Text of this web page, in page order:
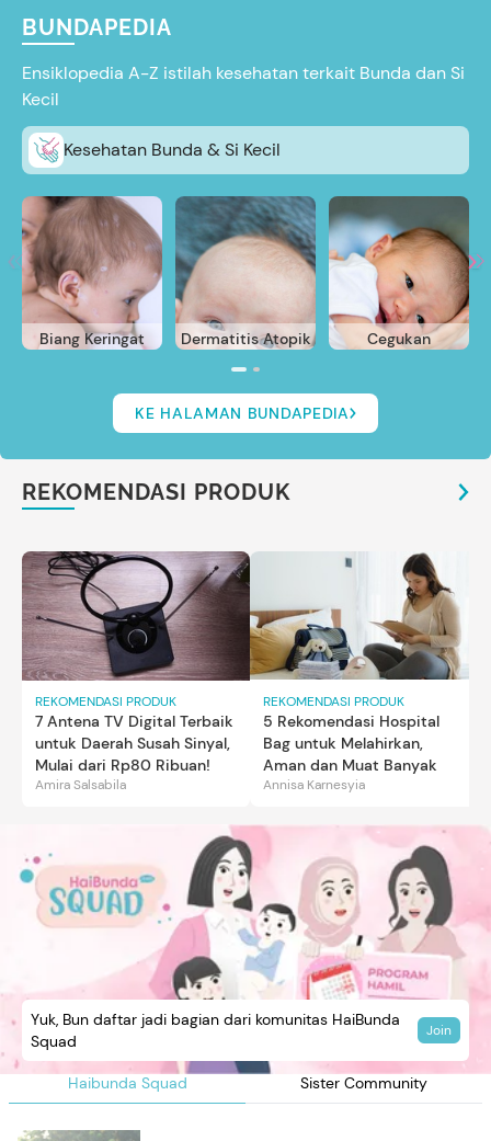
BUNDAPEDIA
Ensiklopedia A-Z istilah kesehatan terkait Bunda dan Si
Kecil
Kesehatan Bunda & Si Kecil
Biang Keringat Dermatitis Atopik Cegukan
KE HALAMAN BUNDAPEDIA
REKOMENDASI PRODUK
REKOMENDASI PRODUK
7 Antena TV Digital Terbaik
untuk Daerah Susah Sinyal,
Mulai dari Rp80 Ribuan!
Amira Salsabila
REKOMENDASI PRODUK
5 Rekomendasi Hospital
Bag untuk Melahirkan,
Aman dan Muat Banyak
Annisa Karnesyia
Haibunda Squad Sister Community
Yuk, Bun daftar jadi bagian dari komunitas HaiBunda
Squad
Join